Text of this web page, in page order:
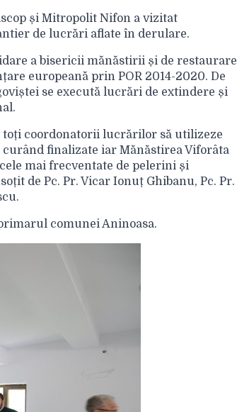
și Mitropolit Nifon a vizitat
de lucrări aflate în derulare.
a bisericii mănăstirii și de restaurare
europeană prin POR 2014-2020. De
se execută lucrări de extindere și
coordonatorii lucrărilor să utilizeze
finalizate iar Mănăstirea Viforâta
mai frecventate de pelerini și
de Pc. Pr. Vicar Ionuț Ghibanu, Pc. Pr.
comunei Aninoasa.